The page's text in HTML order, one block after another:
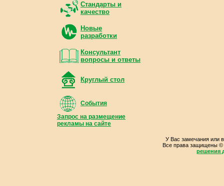
Стандарты и
качество
Новые
разработки
Консультант
вопросы и ответы
Круглый стол
События
Запрос на размещение
рекламы на сайте
У Вас замечания или
Все права защищены
решения